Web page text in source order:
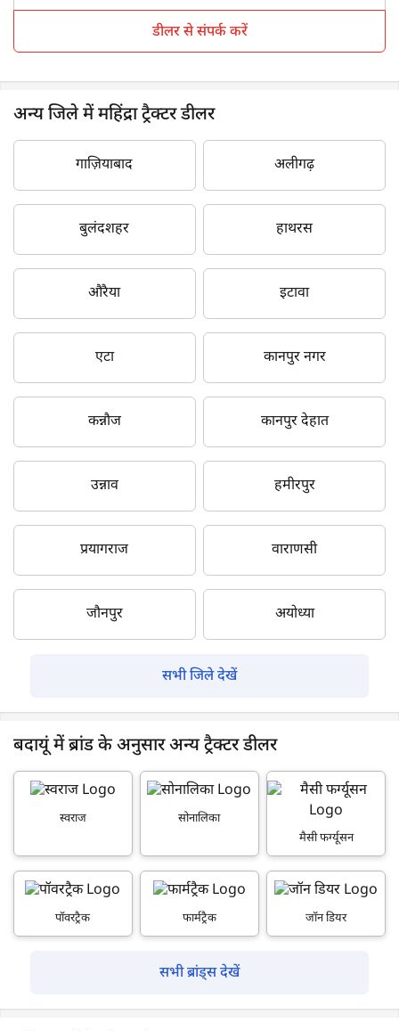
डीलर से संपर्क करें
अन्य जिले में महिंद्रा ट्रैक्टर डीलर
गाज़ियाबाद अलीगढ़
बुलंदशहर हाथरस
औरैया इटावा
एटा कानपुर नगर
कन्नौज कानपुर देहात
उन्नाव हमीरपुर
प्रयागराज वाराणसी
जौनपुर अयोध्या
सभी जिले देखें
बदायूं में ब्रांड के अनुसार अन्य ट्रैक्टर डीलर
स्वराज
सोनालिका
मैसी फर्ग्यूसन
पॉवरट्रैक फार्मट्रैक जॉन डियर
सभी ब्रांड्स देखें